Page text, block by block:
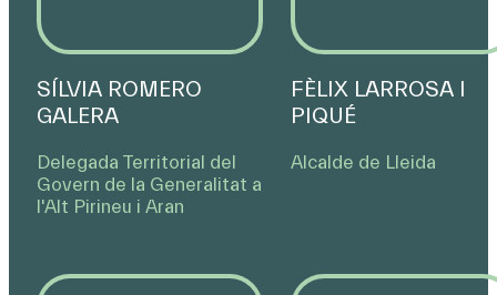
SÍLVIA ROMERO
GALERA
Delegada Territorial del
Govern de la Generalitat a
l'Alt Pirineu i Aran
FÈLIX LARROSA I
PIQUÉ
Alcalde de Lleida